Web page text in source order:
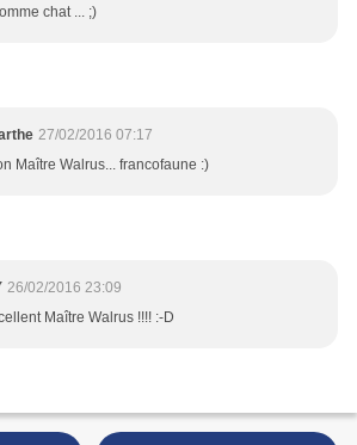
chat ... ;)
27/02/2016 07:17
Maître Walrus... francofaune :)
26/02/2016 23:09
Maître Walrus !!!! :-D